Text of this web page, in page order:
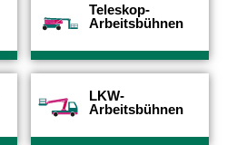
Teleskop-
Arbeitsbühnen
LKW-
Arbeitsbühnen